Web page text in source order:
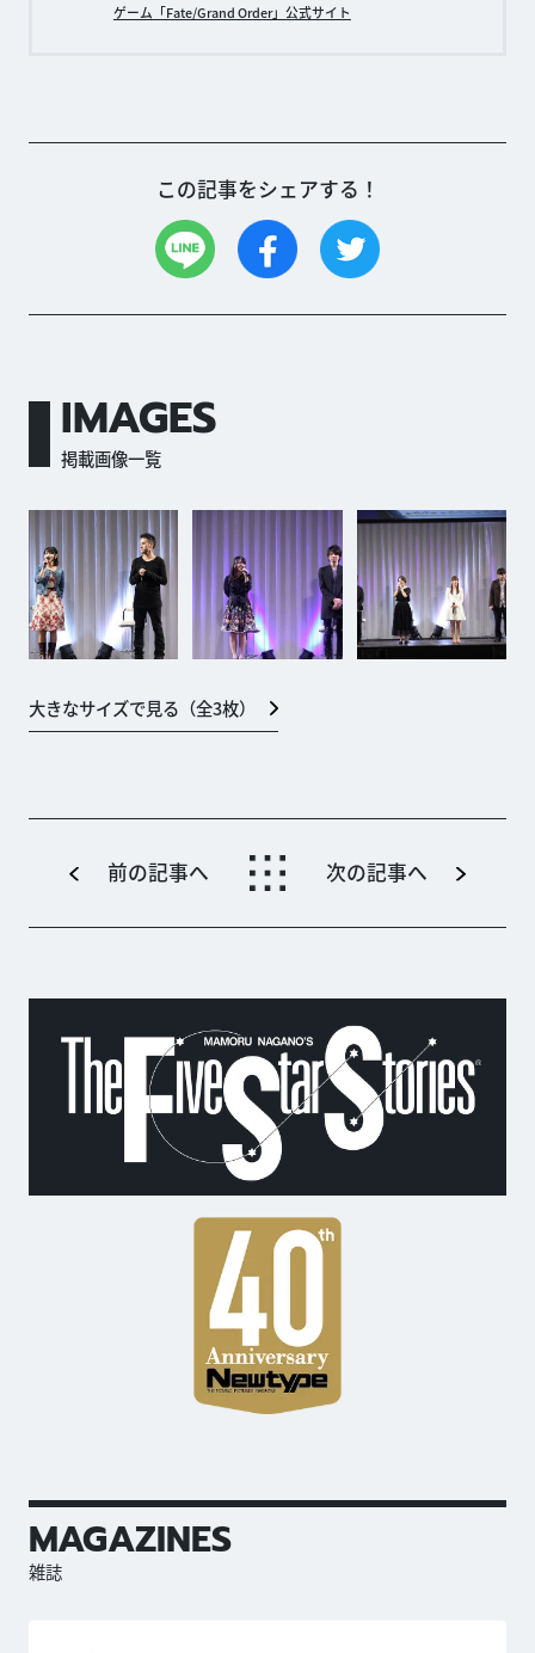
ゲーム「Fate/Grand Order」公式サイト
この記事をシェアする！
IMAGES
掲載画像一覧
大きなサイズで見る（全3枚）
前の記事へ 次の記事へ
MAGAZINES
雑誌